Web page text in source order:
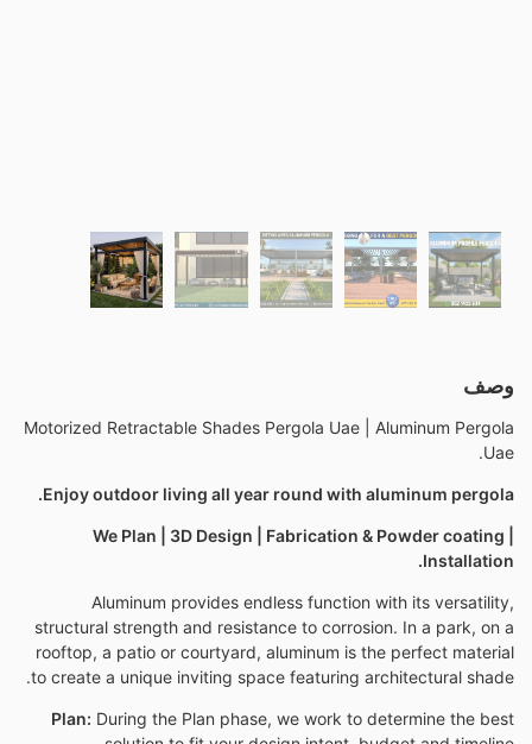
وصف
Motorized Retractable Shades Pergola Uae | Aluminum Pergola
Uae.
Enjoy outdoor living all year round with aluminum pergola.
We Plan | 3D Design | Fabrication & Powder coating |
Installation.
Aluminum provides endless function with its versatility,
structural strength and resistance to corrosion. In a park, on a
rooftop, a patio or courtyard, aluminum is the perfect material
to create a unique inviting space featuring architectural shade.
Plan: During the Plan phase, we work to determine the best